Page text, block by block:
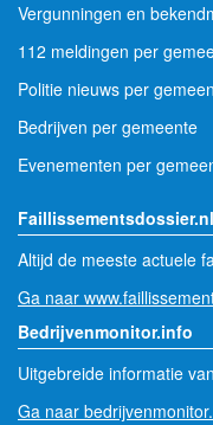
Vergunningen en
112 meldingen per
Politie nieuws per
Bedrijven per gemeente
Evenementen per
Faillissementsdossier.nl
Altijd de meeste actuele
Ga naar
Bedrijvenmonitor.info
Uitgebreide informatie
Ga naar